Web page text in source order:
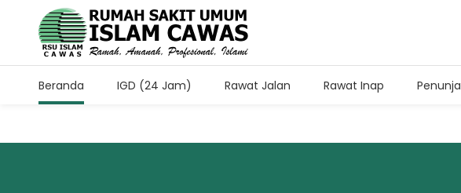
Jam Kunjung Pasien Rawat Inap
Beranda IGD (24 Jam) Rawat Jalan Rawat Inap